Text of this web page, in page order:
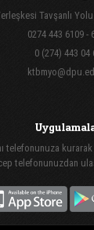
Tavşanlı
0274 443 6109 -
0 (274) 443 04
telefonunuza
telefonunuzdan